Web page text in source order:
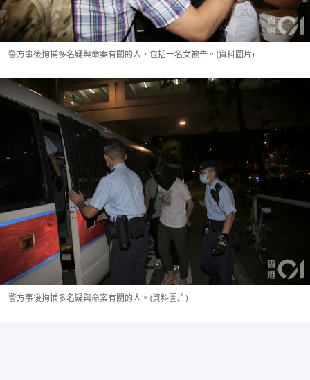
警方事後拘捕多名疑與命案有關的人，包括一名女被告。(資料圖片)
警方事後拘捕多名疑與命案有關的人。(資料圖片)